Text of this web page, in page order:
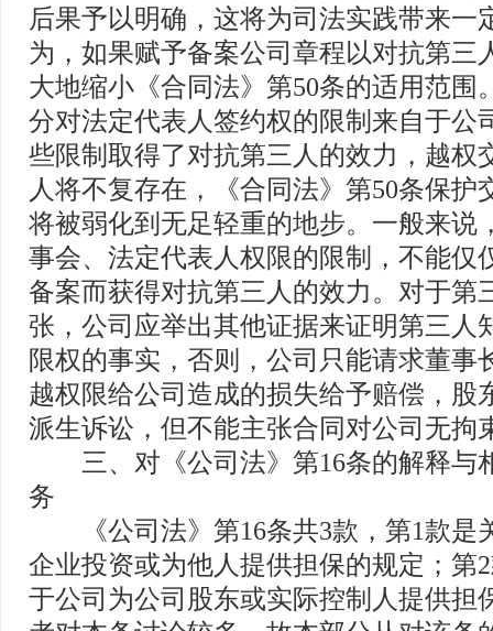
后果予以明确，这将为司法实践带来一
为，如果赋予备案公司章程以对抗第三
大地缩小《合同法》第50条的适用范围
分对法定代表人签约权的限制来自于公
些限制取得了对抗第三人的效力，越权
人将不复存在，《合同法》第50条保护
将被弱化到无足轻重的地步。一般来说
事会、法定代表人权限的限制，不能仅
备案而获得对抗第三人的效力。对于第
张，公司应举出其他证据来证明第三人
限权的事实，否则，公司只能请求董事
越权限给公司造成的损失给予赔偿，股
派生诉讼，但不能主张合同对公司无拘
三、对《公司法》第16条的解释与
务
《公司法》第16条共3款，第1款是
企业投资或为他人提供担保的规定；第
于公司为公司股东或实际控制人提供担